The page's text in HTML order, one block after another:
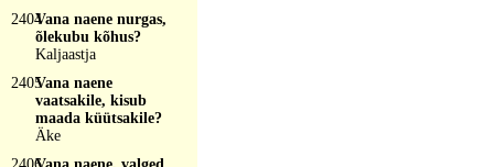
2404Vana naene nurgas,
õlekubu kõhus?
Kaljaastja
2405Vana naene
vaatsakile, kisub
maada küütsakile?
Äke